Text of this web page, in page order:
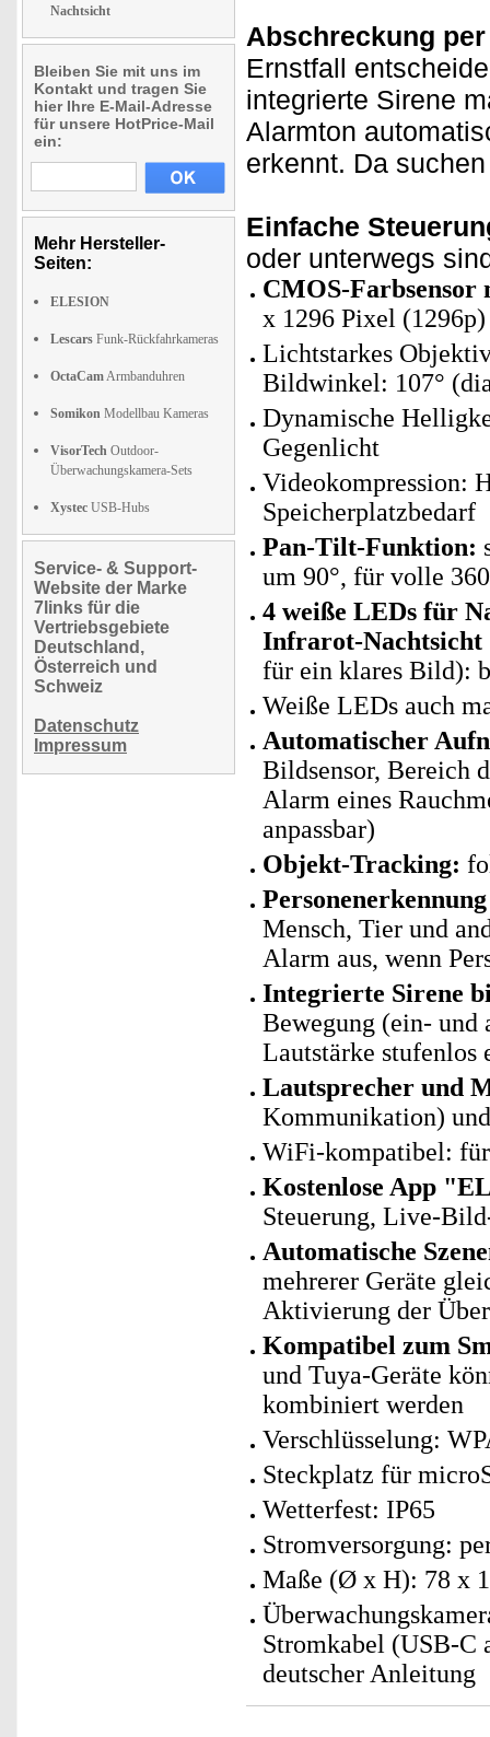
Nachtsicht
Bleiben Sie mit uns im
Kontakt und tragen Sie
hier Ihre E-Mail-Adresse
für unsere HotPrice-Mail
ein:
Mehr Hersteller-
Seiten:
ELESION
Lescars Funk-Rückfahrkameras
OctaCamArmbanduhren
Somikon Modellbau Kameras
VisorTech Outdoor-
Überwachungskamera-Sets
Xystec USB-Hubs
Service- & Support-
Website der Marke
7links für die
Vertriebsgebiete
Deutschland,
Österreich und
Schweiz
Datenschutz
Impressum
Abschreckung
Ernstfall
integrierte Sirene
Alarmton
erkennt. Da
Einfache
oder unterwegs
CMOS-
x 1296 Pixel (1296p)
Lichtstarkes
Bildwinkel: 107°
Dynamische
Gegenlicht
Videokompression:
Speicherplatzbedarf
Pan-Tilt-Funktion:
um 90°, für volle
4 weiße LEDs für
Infrarot-Nachtsicht
für ein klares Bild):
Weiße LEDs auch
Automatischer
Bildsensor, Bereich
Alarm eines
anpassbar)
Objekt-Tracking:
Mensch, Tier und
Alarm aus, wenn
Integrierte Sirene
Bewegung (ein- und
Lautstärke stufenlos
Lautsprecher und
Kommunikation)
WiFi-kompatibel:
Kostenlose App
Steuerung, Live-
Automatische
mehrerer Geräte
Aktivierung der
Kompatibel zum
und Tuya-Geräte
kombiniert werden
Verschlüsselung:
Steckplatz für
Wetterfest: IP65
Stromversorgung:
Maße (Ø x H): 78 x
Stromkabel (USB-C
deutscher Anleitung